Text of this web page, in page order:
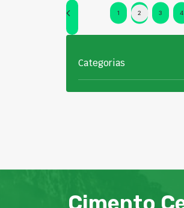
1 2 3 4
Categorias